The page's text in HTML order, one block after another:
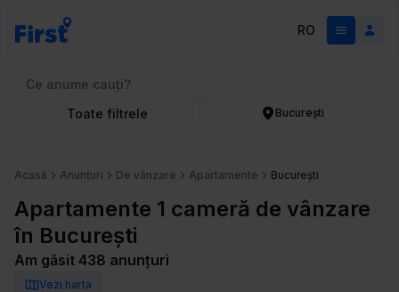
RO
Toate filtrele București
Acasă Anunțuri De vânzare Apartamente București
Apartamente 1 cameră de vânzare
în București
Am găsit 438 anunțuri
Vezi harta